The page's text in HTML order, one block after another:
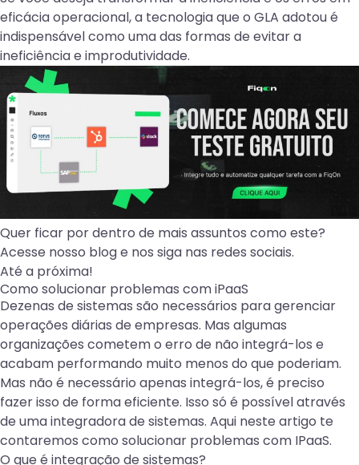
eficácia operacional, a tecnologia que o GLA adotou é
indispensável como uma das formas de evitar a
ineficiência e improdutividade.
Quer ficar por dentro de mais assuntos como este?
Acesse nosso bloge nos siga nas redes sociais.
Até a próxima!
Como solucionar problemas com iPaaS
Dezenas de sistemas são necessários para gerenciar
operações diárias de empresas. Mas algumas
organizações cometem o erro de não integrá-los e
acabam performando muito menos do que poderiam.
Mas não é necessário apenas integrá-los, é preciso
fazer isso de forma eficiente. Isso só é possível através
de uma integradora de sistemas. Aqui neste artigo te
contaremos como solucionar problemas com IPaaS.
O que é integração de sistemas?